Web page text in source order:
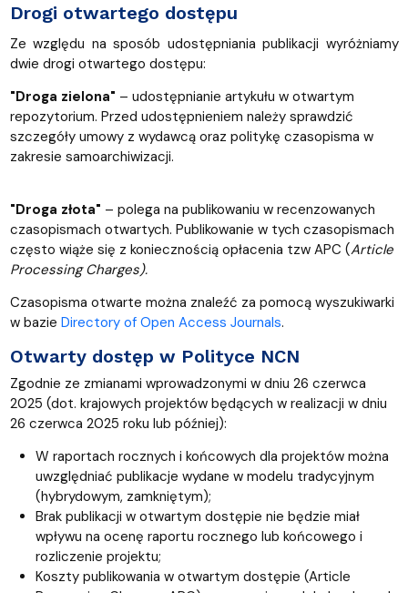
Drogi otwartego dostępu
Ze względu na sposób udostępniania publikacji wyróżniamy
dwie drogi otwartego dostępu:
"Droga zielona" – udostępnianie artykułu w otwartym
repozytorium. Przed udostępnieniem należy sprawdzić
szczegóły umowy z wydawcą oraz politykę czasopisma w
zakresie samoarchiwizacji.
"Droga złota" – polega na publikowaniu w recenzowanych
czasopismach otwartych. Publikowanie w tych czasopismach
często wiąże się z koniecznością opłacenia tzw APC (Article
Processing Charges).
Czasopisma otwarte można znaleźć za pomocą wyszukiwarki
w bazie Directory of Open Access Journals.
Otwarty dostęp w Polityce NCN
Zgodnie ze zmianami wprowadzonymi w dniu 26 czerwca
2025 (dot. krajowych projektów będących w realizacji w dniu
26 czerwca 2025 roku lub później):
W raportach rocznych i końcowych dla projektów można
uwzględniać publikacje wydane w modelu tradycyjnym
(hybrydowym, zamkniętym);
Brak publikacji w otwartym dostępie nie będzie miał
wpływu na ocenę raportu rocznego lub końcowego i
rozliczenie projektu;
Koszty publikowania w otwartym dostępie (Article